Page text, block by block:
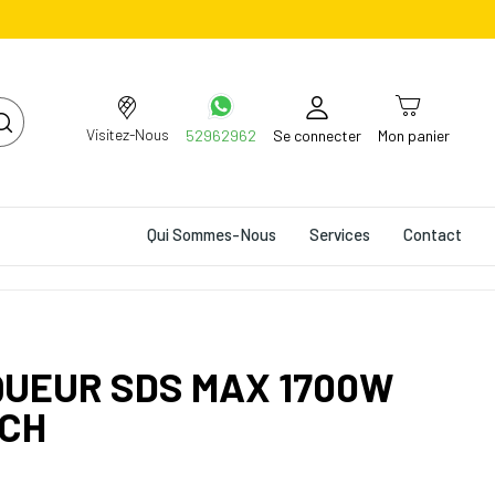
Visitez-Nous 52962962 Se connecter Mon panier
Qui Sommes-Nous Services Contact
SDS MAX 1700W